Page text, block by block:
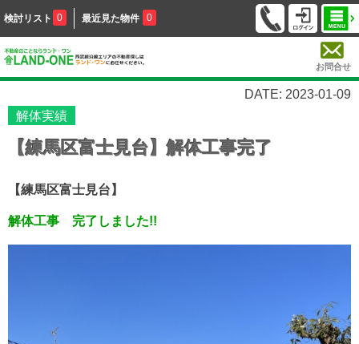
検討リスト 0 最近見た物件 0
お問合せ
DATE: 2023-01-09
解体実績
【練馬区富士見台】解体工事完了
【練馬区富士見台】
解体工事 完了しました!!